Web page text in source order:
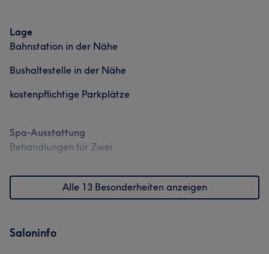
Lage
Bahnstation in der Nähe
Bushaltestelle in der Nähe
kostenpflichtige Parkplätze
Spa-Ausstattung
Behandlungen für Zwei
Alle 13 Besonderheiten anzeigen
Saloninfo